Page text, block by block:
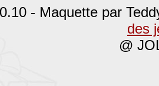
- Maquette par
des
@